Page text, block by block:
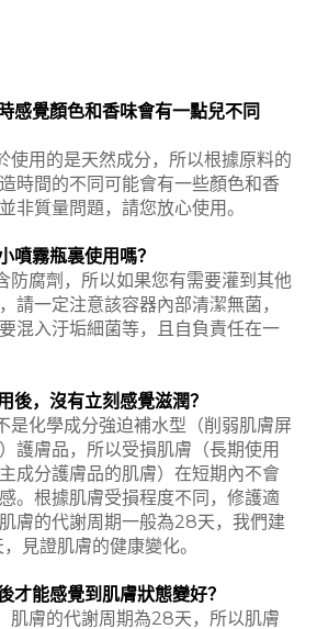
感覺顏色和香味會有一點兒不同
使用的是天然成分，所以根據原料的
時間的不同可能會有一些顏色和香
非質量問題，請您放心使用。
噴霧瓶裏使用嗎？
防腐劑，所以如果您有需要灌到其他
請一定注意該容器內部清潔無菌，
混入汙垢細菌等，且自負責任在一
後，沒有立刻感覺滋潤？
是化學成分強迫補水型（削弱肌膚屏
護膚品，所以受損肌膚（長期使用
成分護膚品的肌膚）在短期內不會
。根據肌膚受損程度不同，修護適
膚的代謝周期一般為28天，我們建
，見證肌膚的健康變化。
才能感覺到肌膚狀態變好？
肌膚的代謝周期為28天，所以肌膚